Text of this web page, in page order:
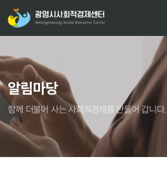
알림마당
함께 더불어 사는 사회적경제를 만들어 갑니다.